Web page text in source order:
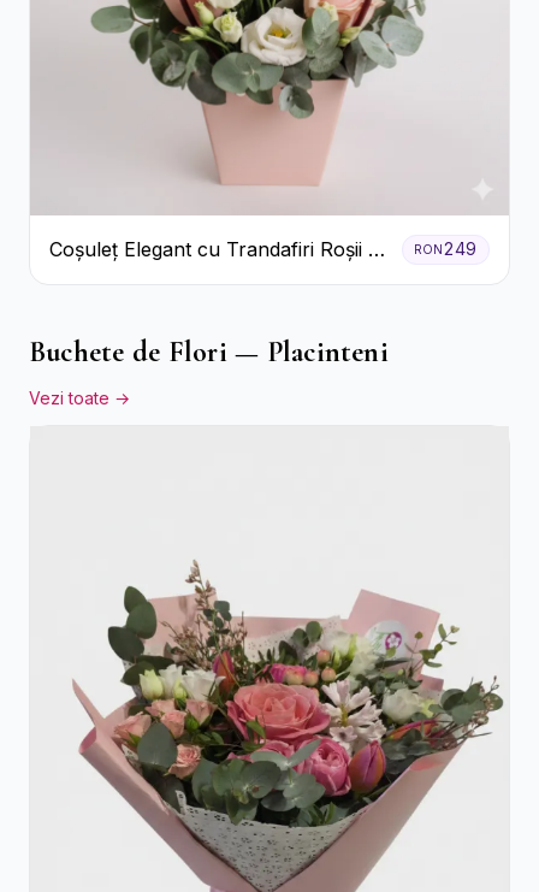
Coșuleț Elegant cu Trandafiri Roșii și
Lisianthus Alb
RON249
Buchete de Flori — Placinteni
Vezi toate →